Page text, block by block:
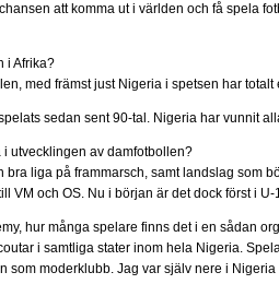
att komma ut i världen och få spela
i Afrika?
med främst just Nigeria i spetsen har
sedan sent 90-tal. Nigeria har vunnit
i utvecklingen av damfotbollen?
liga på frammarsch, samt landslag som
VM och OS. Nu i början är det dock först i
hur många spelare finns det i en sådan
i samtliga stater inom hela Nigeria.
som moderklubb. Jag var själv nere i